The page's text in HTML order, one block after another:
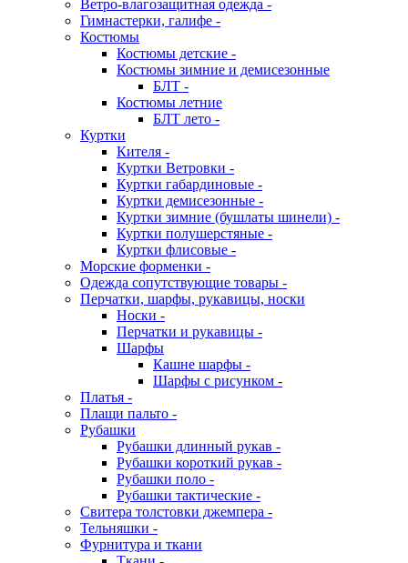
Ветро-влагозащитная одежда -
Гимнастерки, галифе -
Костюмы
Костюмы детские -
Костюмы зимние и демисезонные
БЛТ -
Костюмы летние
БЛТ лето -
Куртки
Кителя -
Куртки Ветровки -
Куртки габардиновые -
Куртки демисезонные -
Куртки зимние (бушлаты шинели) -
Куртки полушерстяные -
Куртки флисовые -
Морские форменки -
Одежда сопутствующие товары -
Перчатки, шарфы, рукавицы, носки
Носки -
Перчатки и рукавицы -
Шарфы
Кашне шарфы -
Шарфы с рисунком -
Платья -
Плащи пальто -
Рубашки
Рубашки длинный рукав -
Рубашки короткий рукав -
Рубашки поло -
Рубашки тактические -
Свитера толстовки джемпера -
Тельняшки -
Фурнитура и ткани